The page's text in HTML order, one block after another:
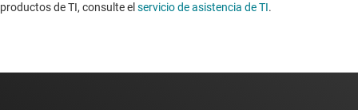
productos de TI, consulte el servicio de asistencia de TI. ​​​​​​​​​​​​​​